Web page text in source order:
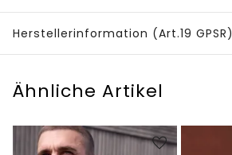
Herstellerinformation (Art.19 GPSR)
Ähnliche Artikel